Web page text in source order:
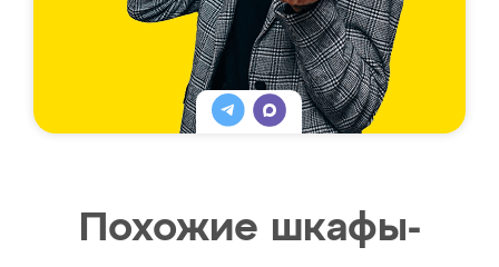
Похожие шкафы-